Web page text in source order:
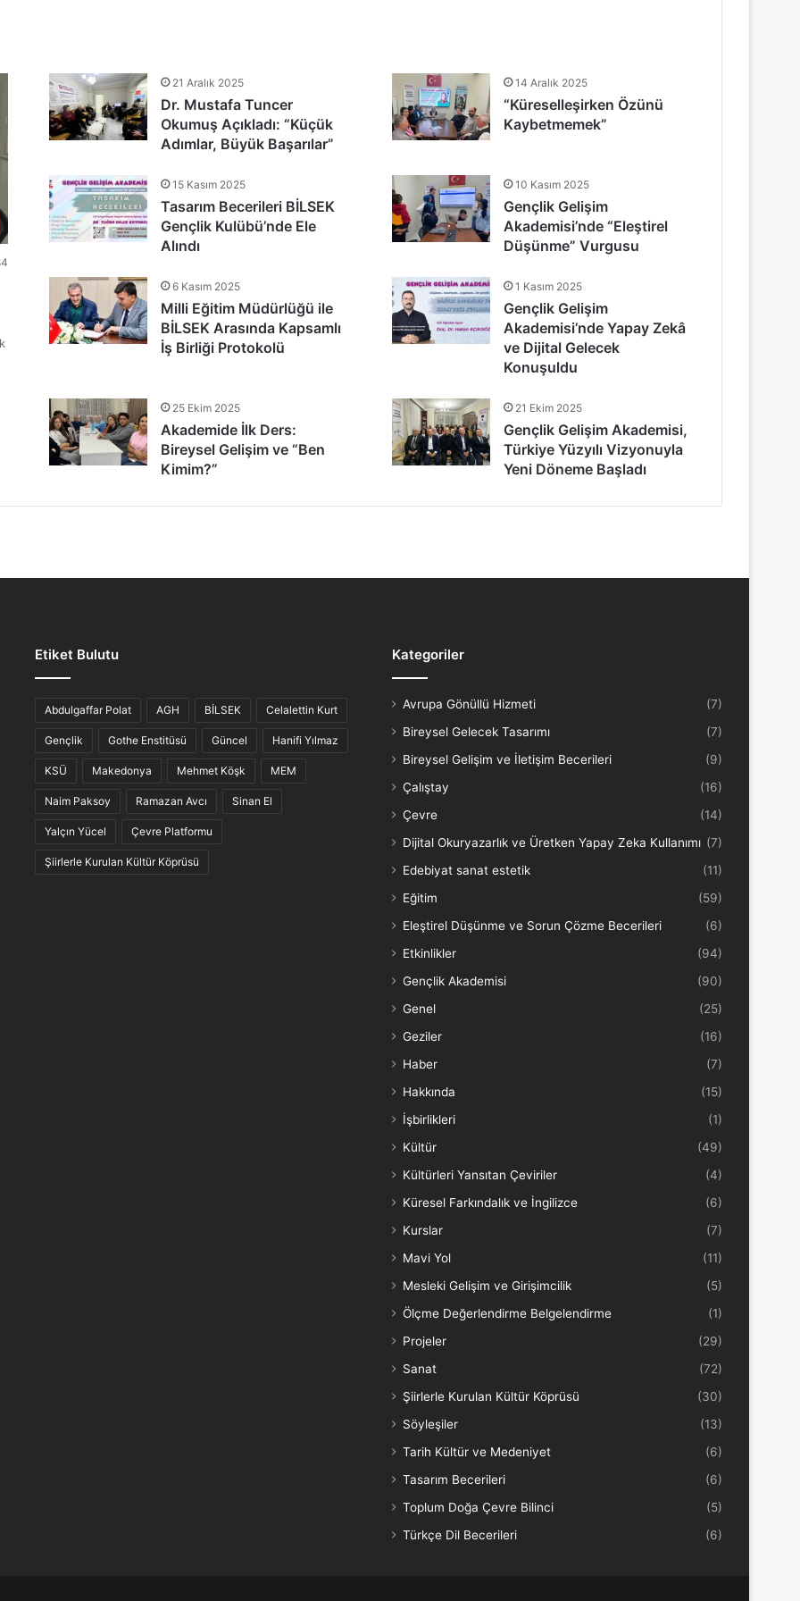
Teşekkür Belgeleriyle Tamamladı
Şöleni: Öğrenciler, Şair ve Ozanlarla Buluştu
Ahvali
Türkülerinin “Anlam Ağları” Keşfedildi
21 Aralık 2025
Dr. Mustafa Tuncer
Okumuş Açıkladı: “Küçük
Adımlar, Büyük Başarılar”
14 Aralık 2025
“Küreselleşirken Özünü
Kaybetmemek”
15 Kasım 2025
Tasarım Becerileri BİLSEK
Gençlik Kulübü’nde Ele
Alındı
10 Kasım 2025
Gençlik Gelişim
Akademisi’nde “Eleştirel
Düşünme” Vurgusu
6 Kasım 2025
Milli Eğitim Müdürlüğü ile
BİLSEK Arasında Kapsamlı
İş Birliği Protokolü
1 Kasım 2025
Gençlik Gelişim
Akademisi’nde Yapay Zekâ
ve Dijital Gelecek
Konuşuldu
25 Ekim 2025
Akademide İlk Ders:
Bireysel Gelişim ve “Ben
Kimim?”
21 Ekim 2025
Gençlik Gelişim Akademisi,
Türkiye Yüzyılı Vizyonuyla
Yeni Döneme Başladı
Etiket Bulutu
Abdulgaffar Polat AGH BİLSEK Celalettin Kurt
Gençlik Gothe Enstitüsü Güncel Hanifi Yılmaz
KSÜ Makedonya Mehmet Köşk MEM
Naim Paksoy Ramazan Avcı Sinan El
Yalçın Yücel Çevre Platformu
Şiirlerle Kurulan Kültür Köprüsü
Kategoriler
Avrupa Gönüllü Hizmeti
(7)
Bireysel Gelecek Tasarımı
(7)
Bireysel Gelişim ve İletişim Becerileri
(9)
Çalıştay
(16)
Çevre
(14)
Dijital Okuryazarlık ve Üretken Yapay Zeka Kullanımı (7)
Edebiyat sanat estetik
(11)
Eğitim
(59)
Eleştirel Düşünme ve Sorun Çözme Becerileri
(6)
Etkinlikler
(94)
Gençlik Akademisi
(90)
Genel
(25)
Geziler
(16)
Haber
(7)
Hakkında
(15)
İşbirlikleri
(1)
Kültür
(49)
Kültürleri Yansıtan Çeviriler
(4)
Küresel Farkındalık ve İngilizce
(6)
Kurslar
(7)
Mavi Yol
(11)
Mesleki Gelişim ve Girişimcilik
(5)
Ölçme Değerlendirme Belgelendirme
(1)
Projeler
(29)
Sanat
(72)
Şiirlerle Kurulan Kültür Köprüsü
(30)
Söyleşiler
(13)
Tarih Kültür ve Medeniyet
(6)
Tasarım Becerileri
(6)
Toplum Doğa Çevre Bilinci
(5)
Türkçe Dil Becerileri
(6)